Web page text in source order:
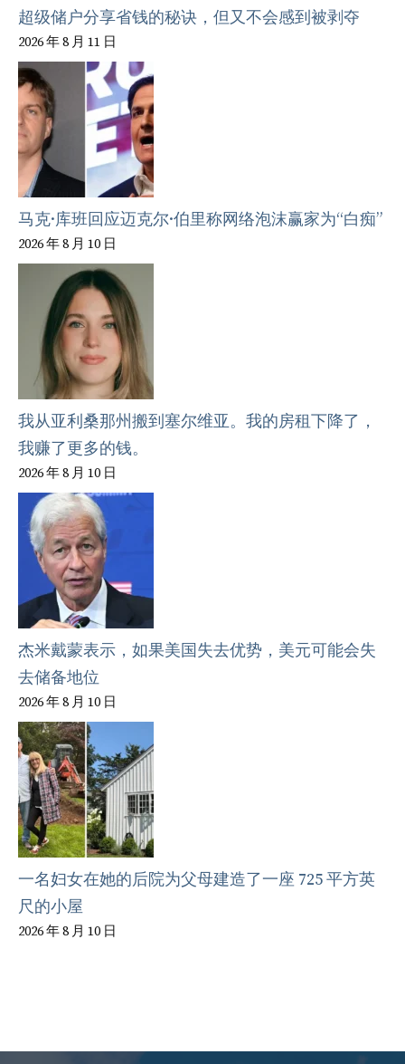
超级储户分享省钱的秘诀，但又不会感到被剥夺
2026 年 8 月 11 日
马克·库班回应迈克尔·伯里称网络泡沫赢家为“白痴”
2026 年 8 月 10 日
我从亚利桑那州搬到塞尔维亚。我的房租下降了，
我赚了更多的钱。
2026 年 8 月 10 日
杰米戴蒙表示，如果美国失去优势，美元可能会失
去储备地位
2026 年 8 月 10 日
一名妇女在她的后院为父母建造了一座 725 平方英
尺的小屋
2026 年 8 月 10 日